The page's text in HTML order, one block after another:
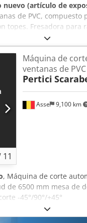
nuevo (artículo de
de PVC, compuesto
topes. Fresadora para
con dispositivo de
E, con limitación de
11
Asse 9,100 km
Máquina de
ventanas de PVC
Pertici
, Máquina de corte
de 6500 mm mesa de
-45°/90°/+45°